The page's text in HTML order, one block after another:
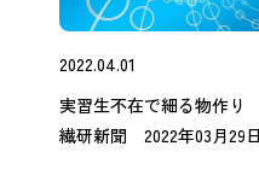
2022.04.01
実習生不在で細る物作り
繊研新聞 2022年03月29